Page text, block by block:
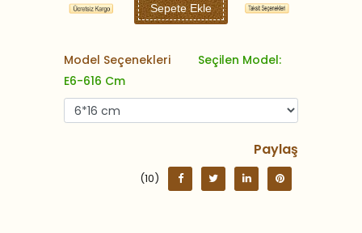
Sepete Ekle
Model Seçenekleri
Seçilen Model:
E6-616 Cm
Paylaş
(10)